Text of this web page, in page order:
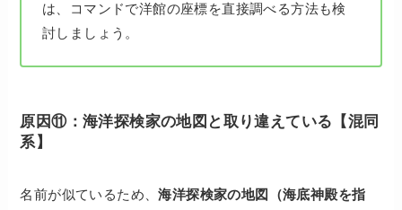
は、コマンドで洋館の座標を直接調べる方法も検
討しましょう。
原因⑪：海洋探検家の地図と取り違えている【混同
系】
名前が似ているため、海洋探検家の地図（海底神殿を指